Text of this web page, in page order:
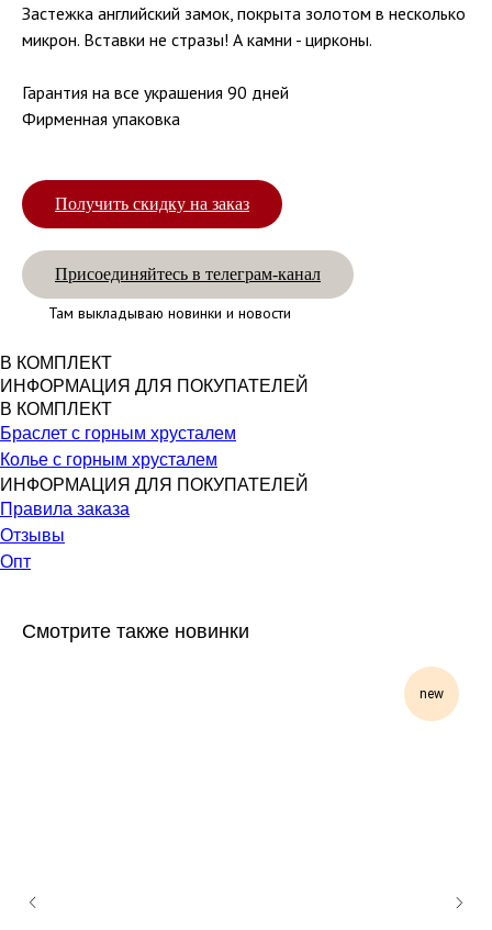
Застежка английский замок, покрыта золотом в несколько
микрон. Вставки не стразы! А камни - цирконы.
Гарантия на все украшения 90 дней
Фирменная упаковка
Получить скидку на заказ
Присоединяйтесь в телеграм-канал
Там выкладываю новинки и новости
В КОМПЛЕКТ
ИНФОРМАЦИЯ ДЛЯ ПОКУПАТЕЛЕЙ
В КОМПЛЕКТ
Браслет с горным хрусталем
Колье с горным хрусталем
ИНФОРМАЦИЯ ДЛЯ ПОКУПАТЕЛЕЙ
Правила заказа
Отзывы
Опт
Смотрите также новинки
new